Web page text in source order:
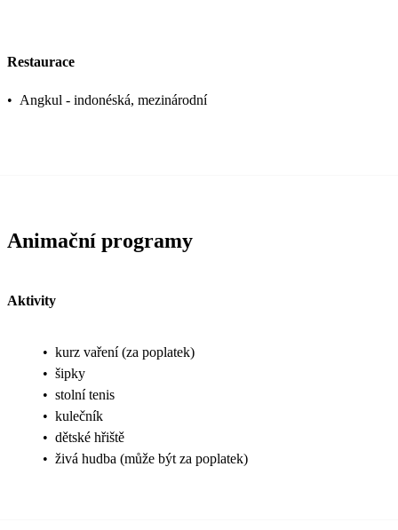
Restaurace
• Angkul - indonéská, mezinárodní
Animační programy
Aktivity
• kurz vaření (za poplatek)
• šipky
• stolní tenis
• kulečník
• dětské hřiště
• živá hudba (může být za poplatek)